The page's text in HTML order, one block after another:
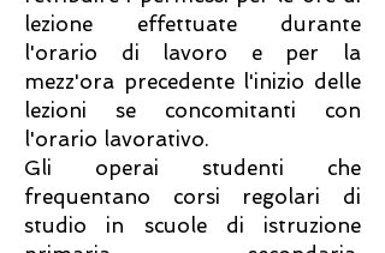
lezione effettuate durante
l'orario di lavoro e per la
mezz'ora precedente l'inizio delle
lezioni se concomitanti con
l'orario lavorativo.
Gli operai studenti che
frequentano corsi regolari di
studio in scuole di istruzione